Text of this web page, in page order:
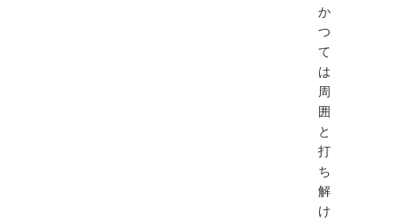
か
つ
て
は
周
囲
と
打
ち
解
け